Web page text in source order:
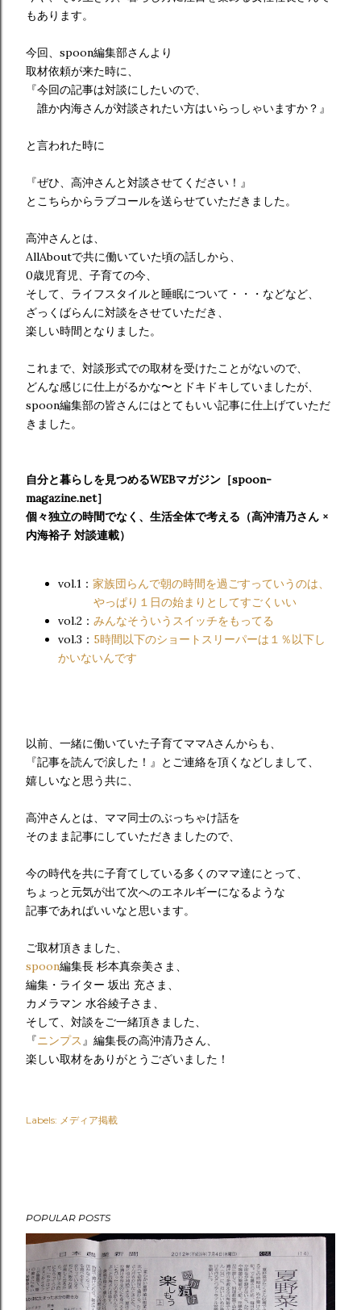
もあります。
今回、spoon編集部さんより
取材依頼が来た時に、
『今回の記事は対談にしたいので、
誰か内海さんが対談されたい方はいらっしゃいますか？』
と言われた時に
『ぜひ、高沖さんと対談させてください！』
とこちらからラブコールを送らせていただきました。
高沖さんとは、
AllAboutで共に働いていた頃の話しから、
0歳児育児、子育ての今、
そして、ライフスタイルと睡眠について・・・などなど、
ざっくばらんに対談をさせていただき、
楽しい時間となりました。
これまで、対談形式での取材を受けたことがないので、
どんな感じに仕上がるかな〜とドキドキしていましたが、
spoon編集部の皆さんにはとてもいい記事に仕上げていただ
きました。
自分と暮らしを見つめるWEBマガジン［spoon-
magazine.net］
個々独立の時間でなく、生活全体で考える（高沖清乃さん ×
内海裕子 対談連載）
vol.1： 家族団らんで朝の時間を過ごすっていうのは、
やっぱり１日の始まりとしてすごくいい
vol.2： みんなそういうスイッチをもってる
vol.3： 5時間以下のショートスリーパーは１％以下し
かいないんです
以前、一緒に働いていた子育てママAさんからも、
『記事を読んで涙した！』とご連絡を頂くなどしまして、
嬉しいなと思う共に、
高沖さんとは、ママ同士のぶっちゃけ話を
そのまま記事にしていただきましたので、
今の時代を共に子育てしている多くのママ達にとって、
ちょっと元気が出て次へのエネルギーになるような
記事であればいいなと思います。
ご取材頂きました、
spoon編集長 杉本真奈美さま、
編集・ライター 坂出 充さま、
カメラマン 水谷綾子さま、
そして、対談をご一緒頂きました、
『ニンプス』編集長の高沖清乃さん、
楽しい取材をありがとうございました！
Labels: メディア掲載
POPULAR POSTS